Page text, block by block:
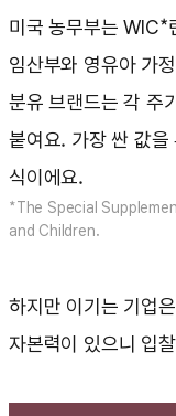
미국 농무부는 WIC*
임산부와 영유아 가
분유 브랜드는 각 주
붙여요. 가장 싼 값을
식이에요.
*The Special
and Children.
하지만 이기는 기업
자본력이 있으니 입